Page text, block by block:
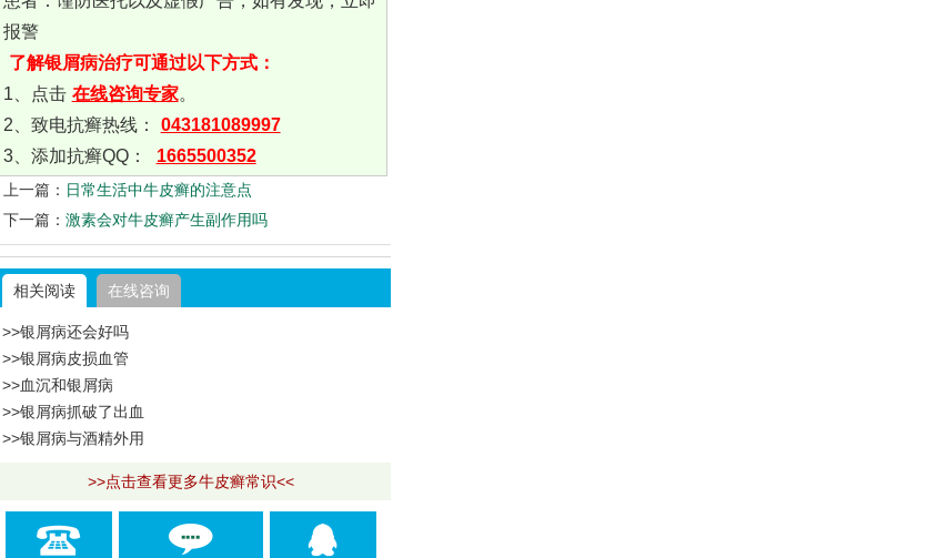
报警
了解银屑病治疗可通过以下方式：
1、点击 在线咨询专家。
2、致电抗癣热线：
043181089997
3、添加抗癣QQ：
1665500352
上一篇： 日常生活中牛皮癣的注意点
下一篇： 激素会对牛皮癣产生副作用吗
相关阅读 在线咨询
>>银屑病还会好吗
>>银屑病皮损血管
>>血沉和银屑病
>>银屑病抓破了出血
>>银屑病与酒精外用
>>点击查看更多牛皮癣常识<<